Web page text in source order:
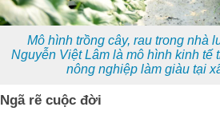
Mô hình trồng cây, rau trong nhà
Nguyễn Việt Lâm là mô hình kinh tế
nông nghiệp làm giàu tại
Ngã rẽ cuộc đời